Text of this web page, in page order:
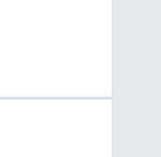
und
der